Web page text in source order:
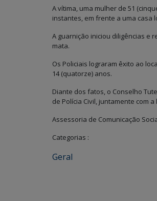
A vítima, uma mulher de 51
instantes, em frente a uma casa
A guarnição iniciou diligências e
mata.
Os Policiais lograram êxito ao
14 (quatorze) anos.
Diante dos fatos, o Conselho
de Polícia Civil, juntamente com
Assessoria de Comunicação
Categorias :
Geral